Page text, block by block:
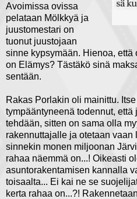
Avoimissa ovissa
pelataan Mölkkyä ja
juustomestari on
tuonut juustojaan
sinne kypsymään. Hienoa,
on Elämys? Tästäkö sinä
sentään.
Rakas Porlakin oli mainittu.
tympääntyneenä todennut,
tehdään, sitten on sama olla
rakennuttajalle ja otetaan
sinnekin monen miljoonan
rahaa näemmä on...! Oikeasti
asuntorakentamisen kannalla
toisaalta... Ei kai ne se
kerta rahaa on...?!